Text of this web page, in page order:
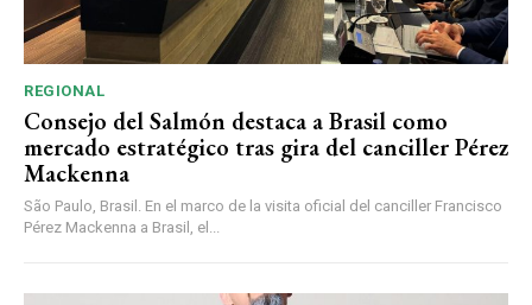
REGIONAL
Consejo del Salmón destaca a Brasil como
mercado estratégico tras gira del canciller Pérez
Mackenna
São Paulo, Brasil. En el marco de la visita oficial del canciller Francisco
Pérez Mackenna a Brasil, el...